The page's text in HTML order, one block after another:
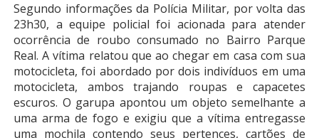
Segundo informações da Polícia Militar, por volta das
23h30, a equipe policial foi acionada para atender
ocorrência de roubo consumado no Bairro Parque
Real. A vítima relatou que ao chegar em casa com sua
motocicleta, foi abordado por dois indivíduos em uma
motocicleta, ambos trajando roupas e capacetes
escuros. O garupa apontou um objeto semelhante a
uma arma de fogo e exigiu que a vítima entregasse
uma mochila contendo seus pertences, cartões de